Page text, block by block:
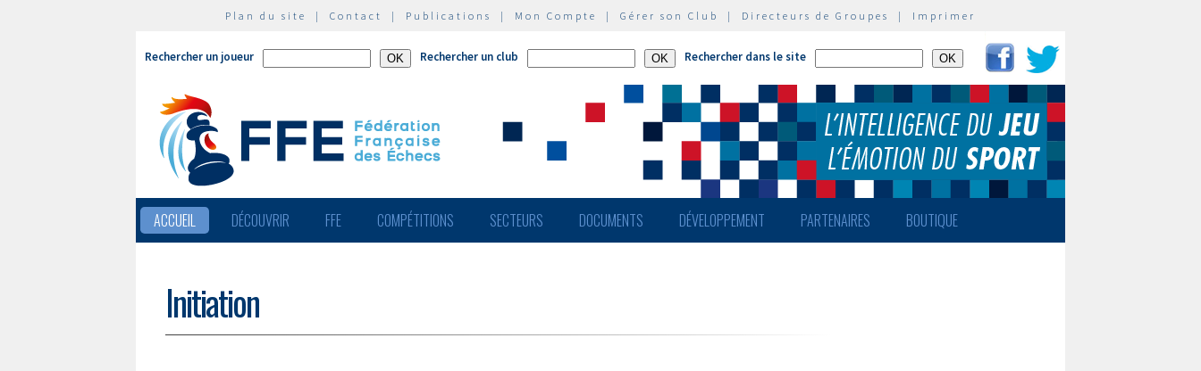
Plan du site | Contact | Publications | Mon Compte | Gérer son Club | Directeurs de Groupes | Imprimer
Rechercher un joueur Rechercher un club Rechercher dans le site
ACCUEIL DÉCOUVRIR FFE COMPÉTITIONS SECTEURS DOCUMENTS DÉVELOPPEMENT PARTENAIRES BOUTIQUE
Initiation